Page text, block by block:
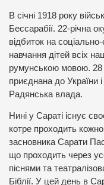
В січні 1918 року
Бессарабії. 22-річна
відбиток на
навчання дітей всіх
румунською мовою. 28
приєднана до України
Радянська влада.
Нині у Сараті існує
котре проходить
засновника Сарати
що проходить через
піснями та
Біблії. У цей день в